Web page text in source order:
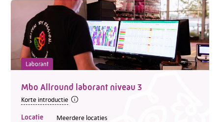
Laborant
Mbo Allround laborant niveau 3
Korte introductie
Locatie Meerdere locaties